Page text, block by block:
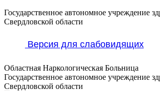
Перейти
к
Государственное автономное учреждение
Свердловской области
Версия для слабовидящих
Областная Наркологическая Больница
Государственное автономное учреждение
Свердловской области